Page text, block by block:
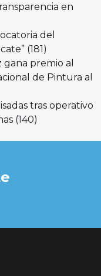
en
del
(181)
premio al
de Pintura al
tras operativo
(140)